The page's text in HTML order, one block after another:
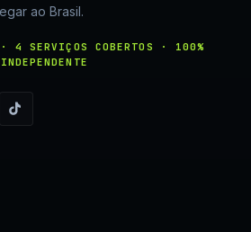
ao Brasil.
· 4 SERVIÇOS COBERTOS · 100%
INDEPENDENTE